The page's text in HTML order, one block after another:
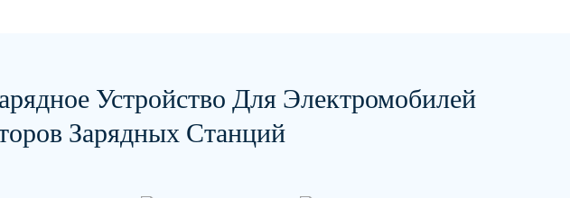
Устройство Для Электромобилей
Зарядных Станций